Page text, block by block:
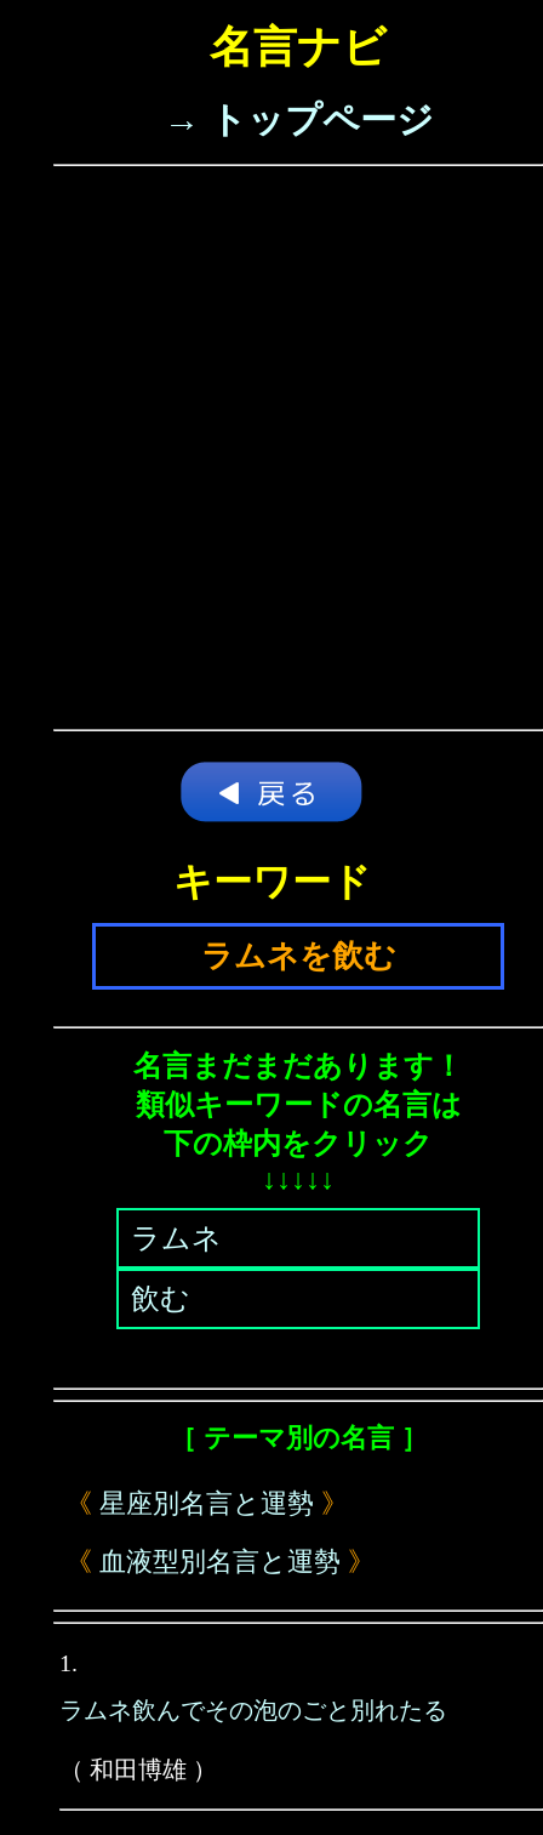
名言ナビ
→ トップページ
キーワード
ラムネを飲む
名言まだまだあります！
類似キーワードの名言は
下の枠内をクリック
↓↓↓↓↓
ラムネ
飲む
［ テーマ別の名言 ］
《 星座別名言と運勢 》
《 血液型別名言と運勢 》
1.
ラムネ飲んでその泡のごと別れたる
（ 和田博雄 ）